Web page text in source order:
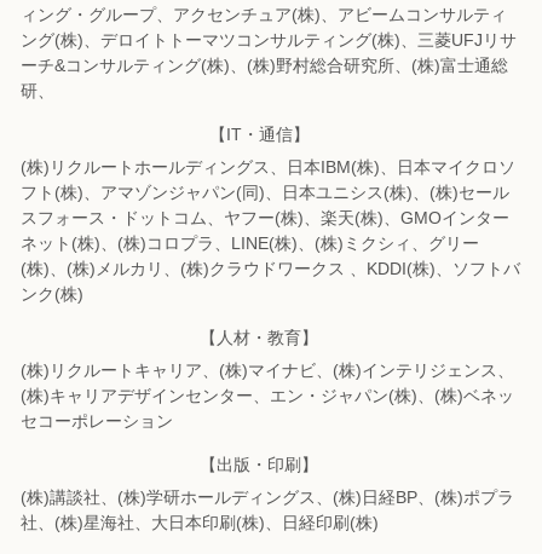
ィング・グループ、 アクセンチュア(株)、アビームコンサルティ
ング(株)、 デロイトトーマツコンサルティング(株)、三菱UFJリサ
ーチ&コンサルティング(株)、 (株)野村総合研究所、(株)富士通総
研、
【IT・通信】
(株)リクルートホールディングス、日本IBM(株)、日本マイクロソ
フト(株)、 アマゾンジャパン(同)、日本ユニシス(株)、(株)セール
スフォース・ドットコム、 ヤフー(株)、楽天(株)、GMOインター
ネット(株)、(株)コロプラ、LINE(株)、 (株)ミクシィ、グリー
(株)、(株)メルカリ、(株)クラウドワークス 、KDDI(株)、
ソフトバ
ンク(株)
【人材・教育】
(株)リクルートキャリア、(株)マイナビ、(株)インテリジェンス、
(株)キャリアデザインセンター、エン・ジャパン(株)、(株)ベネッ
セコーポレーション
【出版・印刷】
(株)講談社、(株)学研ホールディングス、(株)日経BP、(株)ポプラ
社、(株)星海社、 大日本印刷(株)、日経印刷(株)